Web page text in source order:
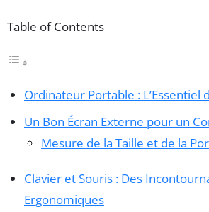
Table of Contents
Ordinateur Portable : L’Essentiel
Un Bon Écran Externe pour un
Mesure de la Taille et de la
Clavier et Souris : Des
Ergonomiques